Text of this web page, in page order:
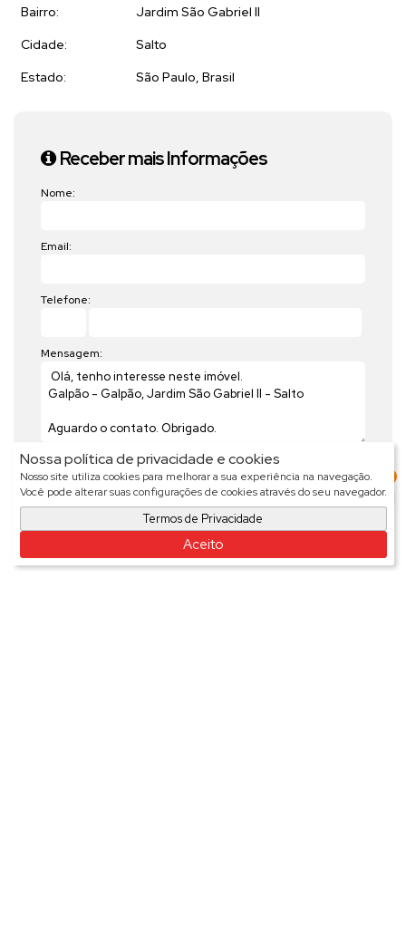
Nossa política de privacidade e cookies
Nosso site utiliza cookies para melhorar a sua experiência na navegação.
Você pode alterar suas configurações de cookies através do seu navegador.
Termos de Privacidade
Aceito
Bairro:
Jardim São Gabriel II
Cidade:
Salto
Estado:
São Paulo, Brasil
Receber mais Informações
Nome:
Email:
Telefone:
Mensagem:
Imóveis relacionados